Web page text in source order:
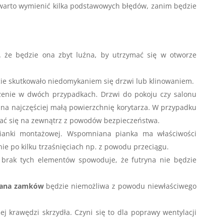
wymienić kilka podstawowych błędów, zanim będzie
że będzie ona zbyt luźna, by utrzymać się w otworze
skutkowało niedomykaniem się drzwi lub klinowaniem.
w dwóch przypadkach. Drzwi do pokoju czy salonu
najczęściej małą powierzchnię korytarza. W przypadku
się na zewnątrz z powodów bezpieczeństwa.
montażowej. Wspomniana pianka ma właściwości
po kilku trzaśnięciach np. z powodu przeciągu.
tych elementów spowoduje, że futryna nie będzie
zamkówbędzie niemożliwa z powodu niewłaściwego
krawędzi skrzydła. Czyni się to dla poprawy wentylacji